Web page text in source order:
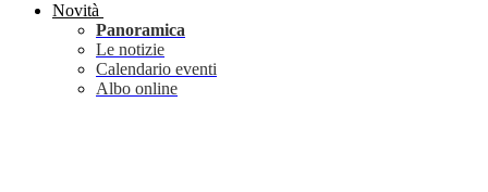
Novità
Panoramica
Le notizie
Calendario eventi
Albo online